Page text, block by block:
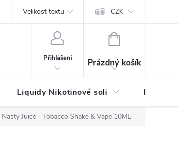
Reklamační řád Vrácení zboží a reklamace
Velikost textu CZK
Přihlášení
NÁKUPNÍ
Prázdný košík
Liquidy Nikotinové soli
Juice - Tobacco Shake & Vape 10ML